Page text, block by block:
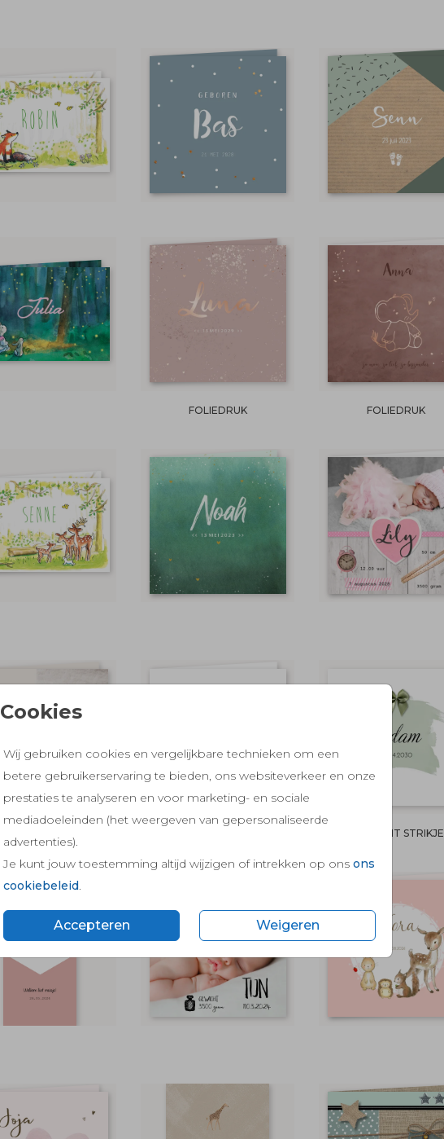
Cookies
Wij gebruiken cookies en vergelijkbare technieken om een
betere gebruikerservaring te bieden, ons websiteverkeer en onze
prestaties te analyseren en voor marketing- en sociale
mediadoeleinden (het weergeven van gepersonaliseerde
advertenties).
Je kunt jouw toestemming altijd wijzigen of intrekken op ons ons
cookiebeleid
Accepteren Weigeren
FOLIEDRUK FOLIEDRUK
MET ECHT STRIKJE